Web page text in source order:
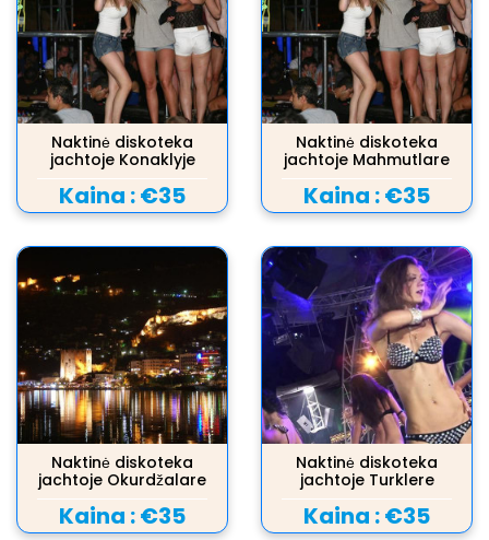
Naktinė diskoteka
jachtoje Konaklyje
Kaina :€35
Naktinė diskoteka
jachtoje Mahmutlare
Kaina :€35
Naktinė diskoteka
jachtoje Okurdžalare
Kaina :€35
Naktinė diskoteka
jachtoje Turklere
Kaina :€35